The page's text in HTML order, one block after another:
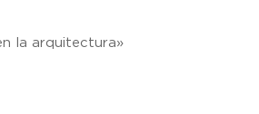
la arquitectura»